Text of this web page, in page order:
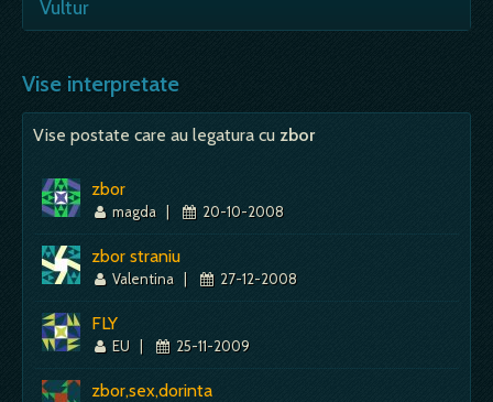
importante de…Visul cu inger inseamna, in mod obisnuit,
Mai mult despre acest simbol:
Vultur
de a reusi, de a depasi rivalii, forta de a
invinge, agresivitate, atac; atrage atentia…
Mai mult despre acest simbol: Dictionar de vise ~ Vultur
Vise interpretate
Vise postate care au legatura cu zbor
zbor
magda | 20-10-2008
zbor straniu
Valentina | 27-12-2008
FLY
EU | 25-11-2009
zbor,sex,dorinta